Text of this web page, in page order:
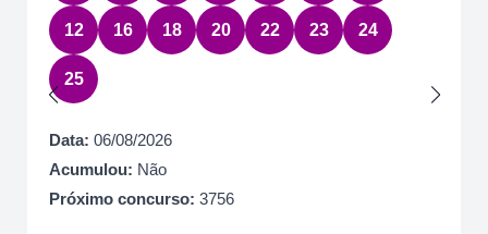
12 16 18 20 22 23 24
25
Data: 06/08/2026
Acumulou: Não
Próximo concurso: 3756